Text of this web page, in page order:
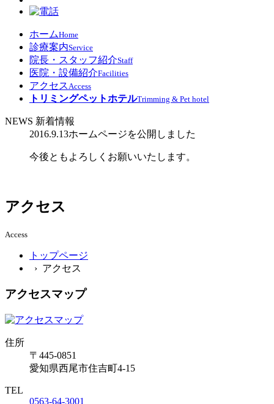
ホームHome
診療案内Service
院長・スタッフ紹介Staff
医院・設備紹介Facilities
アクセス Access
トリミングペットホテルTrimming & Pet hotel
NEWS 新着情報
2016.9.13ホームページを公開しました
今後ともよろしくお願いいたします。
アクセス
Access
トップページ
› アクセス
アクセスマップ
住所
〒445-0851
愛知県西尾市住吉町4-15
TEL
0563-64-3001